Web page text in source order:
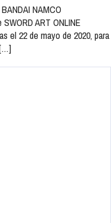
NAMCO
ART ONLINE
el 22 de mayo de 2020, para